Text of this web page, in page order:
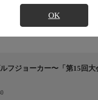
OK
フジョーカー〜「第15回大